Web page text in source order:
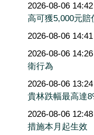
2026-08-06 14:42
高可獲5,000元賠
2026-08-06 14:41
2026-08-06 14:26
衛行為
2026-08-06 13:24
貴林跌幅最高達
2026-08-06 12:48
措施本月起生效